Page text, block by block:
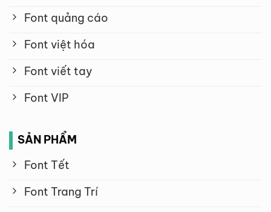
Font quảng cáo
Font việt hóa
Font viết tay
Font VIP
SẢN PHẨM
Font Tết
Font Trang Trí